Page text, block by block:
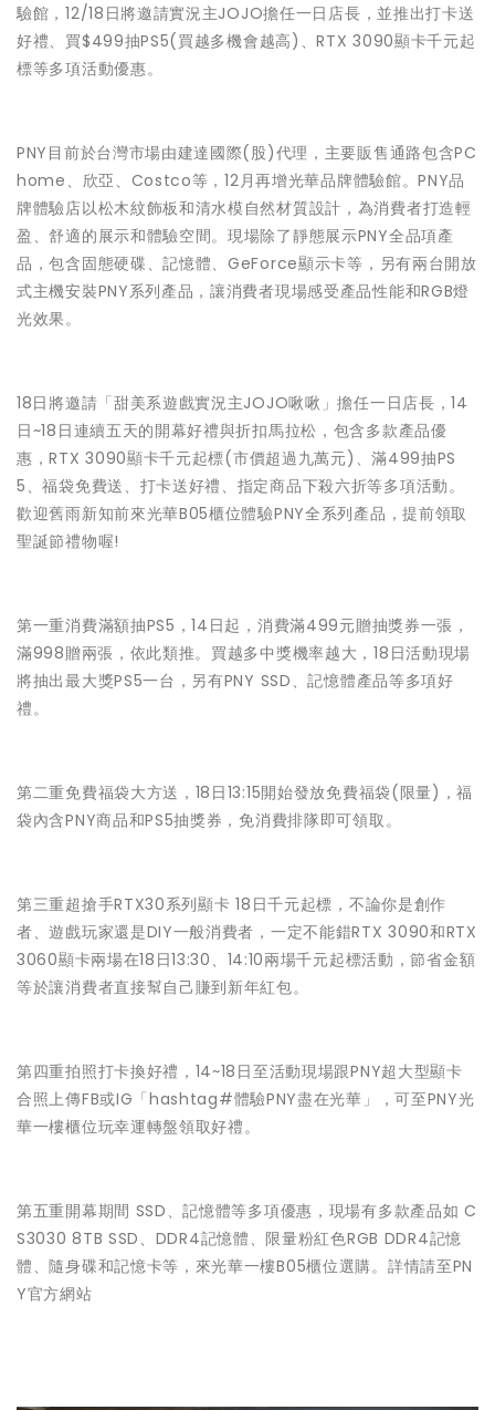
驗館，12/18日將邀請實況主JOJO擔任一日店長，並推出打卡送
好禮、買$499抽PS5(買越多機會越高)、RTX 3090顯卡千元起
標等多項活動優惠。
PNY目前於台灣市場由建達國際(股)代理，主要販售通路包含PC
home、欣亞、Costco等，12月再增光華品牌體驗館。PNY品
牌體驗店以松木紋飾板和清水模自然材質設計，為消費者打造輕
盈、舒適的展示和體驗空間。現場除了靜態展示PNY全品項產
品，包含固態硬碟、記憶體、GeForce顯示卡等，另有兩台開放
式主機安裝PNY系列產品，讓消費者現場感受產品性能和RGB燈
光效果。
18日將邀請「甜美系遊戲實況主JOJO啾啾」擔任一日店長，14
日~18日連續五天的開幕好禮與折扣馬拉松，包含多款產品優
惠，RTX 3090顯卡千元起標(市價超過九萬元)、滿499抽PS
5、福袋免費送、打卡送好禮、指定商品下殺六折等多項活動。
歡迎舊雨新知前來光華B05櫃位體驗PNY全系列產品，提前領取
聖誕節禮物喔!
第一重消費滿額抽PS5，14日起，消費滿499元贈抽獎券一張，
滿998贈兩張，依此類推。買越多中獎機率越大，18日活動現場
將抽出最大獎PS5一台，另有PNY SSD、記憶體產品等多項好
禮。
第二重免費福袋大方送，18日13:15開始發放免費福袋(限量)，福
袋內含PNY商品和PS5抽獎券，免消費排隊即可領取。
第三重超搶手RTX30系列顯卡 18日千元起標，不論你是創作
者、遊戲玩家還是DIY一般消費者，一定不能錯RTX 3090和RTX
3060顯卡兩場在18日13:30、14:10兩場千元起標活動，節省金額
等於讓消費者直接幫自己賺到新年紅包。
第四重拍照打卡換好禮，14~18日至活動現場跟PNY超大型顯卡
合照上傳FB或IG「hashtag#體驗PNY盡在光華」，可至PNY光
華一樓櫃位玩幸運轉盤領取好禮。
第五重開幕期間 SSD、記憶體等多項優惠，現場有多款產品如 C
S3030 8TB SSD、DDR4記憶體、限量粉紅色RGB DDR4記憶
體、隨身碟和記憶卡等，來光華一樓B05櫃位選購。詳情請至PN
Y官方網站